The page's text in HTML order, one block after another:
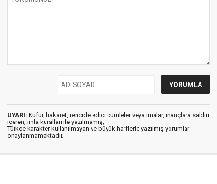
UYARI: Küfür, hakaret, rencide edici cümleler veya imalar, inançlara saldırı
içeren, imla kuralları ile yazılmamış,
Türkçe karakter kullanılmayan ve büyük harflerle yazılmış yorumlar
onaylanmamaktadır.